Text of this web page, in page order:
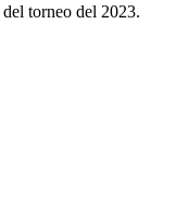
torneo del 2023.